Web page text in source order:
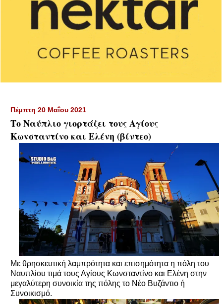
Πέμπτη 20 Μαΐου 2021
Το Ναύπλιο γιορτάζει τους Αγίους
Κωνσταντίνο και Ελένη (βίντεο)
Με θρησκευτική λαμπρότητα και επισημότητα η πόλη του
Ναυπλίου τιμά τους Αγίους Κωνσταντίνο και Ελένη στην
μεγαλύτερη συνοικία της πόλης το Νέο Βυζάντιο ή
Συνοικισμό.